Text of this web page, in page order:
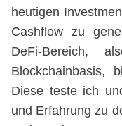
heutigen
Cashflow zu
DeFi-Bereich,
Blockchainbasis,
Diese teste ich
und Erfahrung zu